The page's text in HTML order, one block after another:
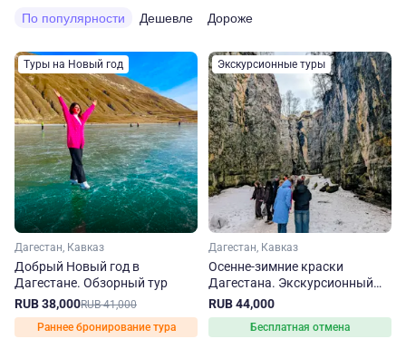
По популярности Дешевле Дороже
Туры на Новый год
Дагестан, Кавказ
Добрый Новый год в
Дагестане. Обзорный тур
RUB 38,000RUB 41,000
Раннее бронирование тура
Экскурсионные туры
Дагестан, Кавказ
Осенне-зимние краски
Дагестана. Экскурсионный
тур
RUB 44,000
Бесплатная отмена